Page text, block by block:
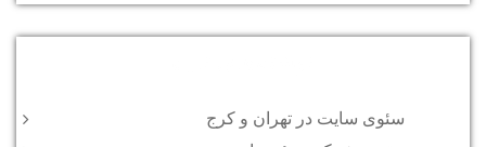
سئوی سایت در تهران و کرج